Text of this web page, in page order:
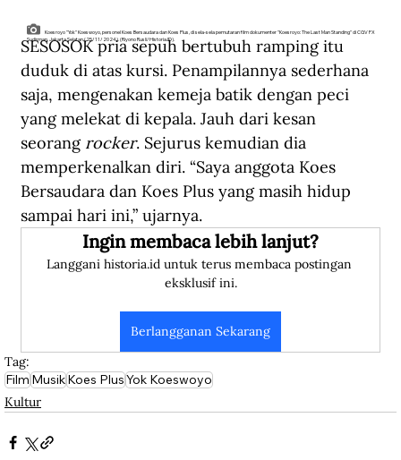
Koesroyo "Yok" Koeswoyo, personel Koes Bersaudara dan Koes Plus, di sela-sela pemutaran film dokumenter "Koesroyo: The Last Man Standing" di CGV FX
Sudirman, Jakarta Selatan (25/11/2024). (Riyono Rusli/Historia.ID).
SESOSOK pria sepuh bertubuh ramping itu
duduk di atas kursi. Penampilannya sederhana
saja, mengenakan kemeja batik dengan peci
yang melekat di kepala. Jauh dari kesan
seorang rocker. Sejurus kemudian dia
memperkenalkan diri. “Saya anggota Koes
Bersaudara dan Koes Plus yang masih hidup
sampai hari ini,” ujarnya.
Ingin membaca lebih lanjut?
Langgani historia.id untuk terus membaca postingan
eksklusif ini.
Berlangganan Sekarang
Tag:
FilmMusikKoes PlusYok Koeswoyo
Kultur